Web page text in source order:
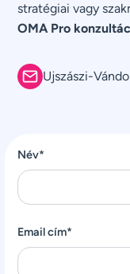
stratégiai vagy
OMA Pro
Ujszászi-
Név*
Email cím*